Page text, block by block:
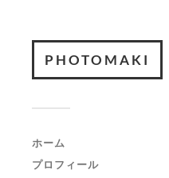
PHOTOMAKI
ホーム
プロフィール